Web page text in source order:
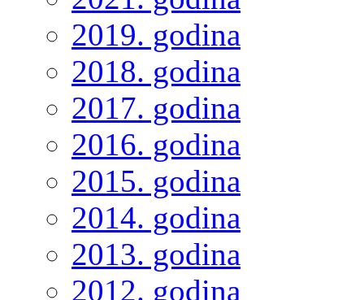
2019. godina
2018. godina
2017. godina
2016. godina
2015. godina
2014. godina
2013. godina
2012. godina